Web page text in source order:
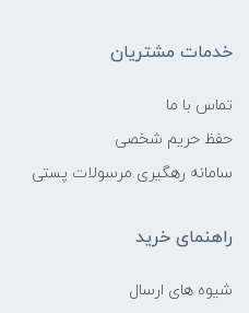
خدمات مشتریان
تماس با ما
حفظ حریم شخصی
سامانه رهگیری مرسولات پستی
راهنمای خرید
شیوه های ارسال